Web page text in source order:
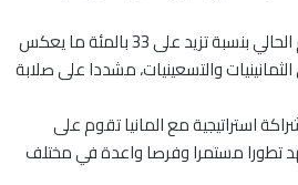
وقال وزير الصناعة ان حجم مناولة الحاويات في ميناء العقبة ارتفع خلال العام الحالي بنسبة تزيد على 33 بالمئة ما يعكس
والتسعينيات، مشددا على صلابة
استراتيجية مع المانيا تقوم على
تطورا مستمرا وفرصا واعدة في مختلف